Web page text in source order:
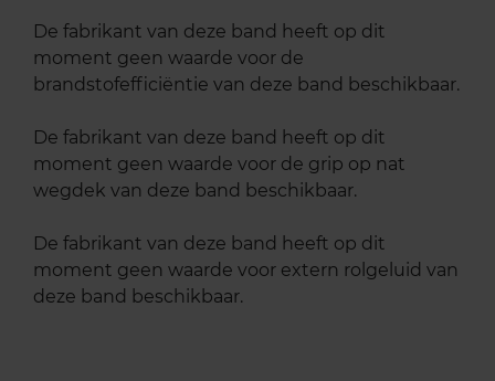
De fabrikant van deze band heeft op dit
moment geen waarde voor de
brandstofefficiëntie van deze band beschikbaar.
De fabrikant van deze band heeft op dit
moment geen waarde voor de grip op nat
wegdek van deze band beschikbaar.
De fabrikant van deze band heeft op dit
moment geen waarde voor extern rolgeluid van
deze band beschikbaar.